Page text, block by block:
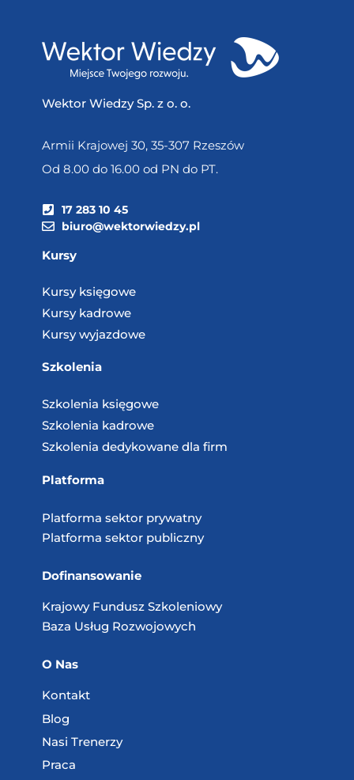
Wektor Wiedzy Sp. z o. o.
Armii Krajowej 30, 35-307 Rzeszów
Od 8.00 do 16.00 od PN do PT.
17 283 10 45
biuro@wektorwiedzy.pl
Kursy
Kursy księgowe
Kursy kadrowe
Kursy wyjazdowe
Szkolenia
Szkolenia księgowe
Szkolenia kadrowe
Szkolenia dedykowane dla firm
Platforma
Platforma sektor prywatny
Platforma sektor publiczny
Dofinansowanie
Krajowy Fundusz Szkoleniowy
Baza Usług Rozwojowych
O Nas
Kontakt
Blog
Nasi Trenerzy
Praca